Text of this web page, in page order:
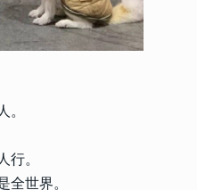
。
行。
全世界。